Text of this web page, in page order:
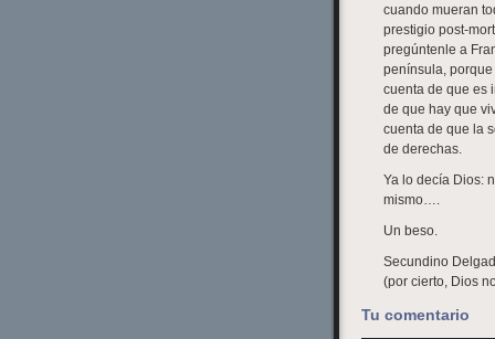
cuando mueran
prestigio post-
pregúntenle a
península,
cuenta de que es
de que hay que
cuenta de que la
de derechas.
Ya lo decía Dios:
mismo….
Un beso.
Secundino
(por cierto, Dios
Tu comentario